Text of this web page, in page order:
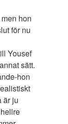
hon
för nu
Yousef
sätt.
hon
är ju